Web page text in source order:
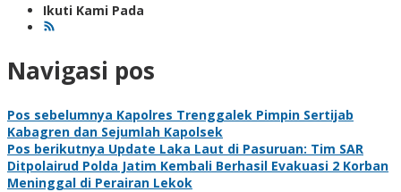
Ikuti Kami Pada
Navigasi pos
Pos sebelumnya Kapolres Trenggalek Pimpin Sertijab
Kabagren dan Sejumlah Kapolsek
Pos berikutnya Update Laka Laut di Pasuruan: Tim SAR
Ditpolairud Polda Jatim Kembali Berhasil Evakuasi 2 Korban
Meninggal di Perairan Lekok